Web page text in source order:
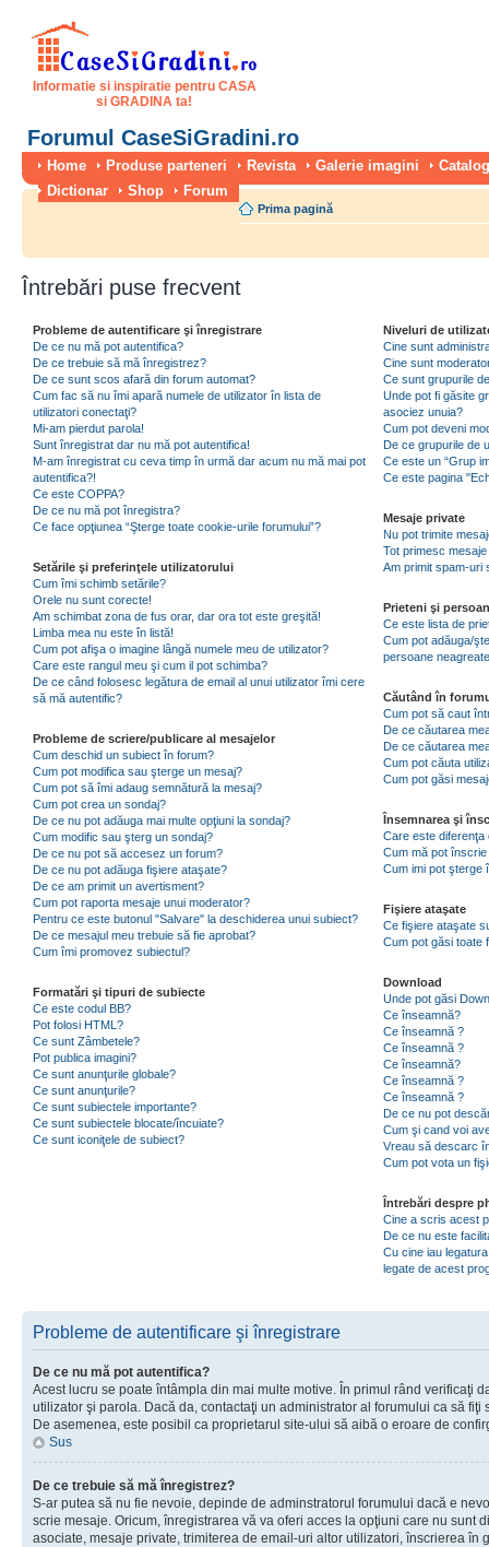
Informatie si inspiratie pentru CASA
si GRADINA ta!
Forumul CaseSiGradini.ro
Home Produse parteneri Revista Galerie imagini
Dictionar
Shop Forum
Prima pagină
Întrebări puse frecvent
Probleme de autentificare şi înregistrare
De ce nu mă pot autentifica?
De ce trebuie să mă înregistrez?
De ce sunt scos afară din forum automat?
Cum fac să nu îmi apară numele de utilizator în lista de
utilizatori conectaţi?
Mi-am pierdut parola!
Sunt înregistrat dar nu mă pot autentifica!
M-am înregistrat cu ceva timp în urmă dar acum nu mă mai pot
autentifica?!
Ce este COPPA?
De ce nu mă pot înregistra?
Ce face opţiunea “Şterge toate cookie-urile forumului”?
Setările şi preferinţele utilizatorului
Cum îmi schimb setările?
Orele nu sunt corecte!
Am schimbat zona de fus orar, dar ora tot este greşită!
Limba mea nu este în listă!
Cum pot afişa o imagine lângă numele meu de utilizator?
Care este rangul meu şi cum il pot schimba?
De ce când folosesc legătura de email al unui utilizator îmi cere
să mă autentific?
Probleme de scriere/publicare al mesajelor
Cum deschid un subiect în forum?
Cum pot modifica sau şterge un mesaj?
Cum pot să îmi adaug semnătură la mesaj?
Cum pot crea un sondaj?
De ce nu pot adăuga mai multe opţiuni la sondaj?
Cum modific sau şterg un sondaj?
De ce nu pot să accesez un forum?
De ce nu pot adăuga fişiere ataşate?
De ce am primit un avertisment?
Cum pot raporta mesaje unui moderator?
Pentru ce este butonul "Salvare" la deschiderea unui subiect?
De ce mesajul meu trebuie să fie aprobat?
Cum îmi promovez subiectul?
Formatări şi tipuri de subiecte
Ce este codul BB?
Pot folosi HTML?
Ce sunt Zâmbetele?
Pot publica imagini?
Ce sunt anunţurile globale?
Ce sunt anunţurile?
Ce sunt subiectele importante?
Ce sunt subiectele blocate/încuiate?
Ce sunt iconiţele de subiect?
Niveluri de
Cine sunt
Cine sunt
Ce sunt grupurile
Unde pot fi găsite
asociez unuia?
Cum pot deveni
De ce grupurile de
Ce este un “Grup
Ce este pagina
Mesaje private
Nu pot trimite
Tot primesc
Am primit spam-uri
Prieteni şi
Ce este lista de
Cum pot adăuga/
persoane
Căutând în
Cum pot să caut
De ce căutarea
De ce căutarea
Cum pot căuta
Cum pot găsi
Însemnarea şi
Care este
Cum mă pot
Cum imi pot şterge
Fişiere ataşate
Ce fişiere ataşate
Cum pot găsi toate
Download
Unde pot găsi
Ce înseamnă?
Ce înseamnă ?
Ce înseamnă ?
Ce înseamnă?
Ce înseamnă ?
Ce înseamnă ?
De ce nu pot
Cum şi cand voi
Vreau să descarc
Cum pot vota un
Întrebări despre
Cine a scris acest
De ce nu este
Cu cine iau
legate de acest
Probleme de autentificare şi înregistrare
De ce nu mă pot autentifica?
Acest lucru se poate întâmpla din mai multe motive. În primul rând verificaţi
utilizator şi parola. Dacă da, contactaţi un administrator al forumului ca să fiţi
De asemenea, este posibil ca proprietarul site-ului să aibă o eroare de
Sus
De ce trebuie să mă înregistrez?
S-ar putea să nu fie nevoie, depinde de adminstratorul forumului dacă e
scrie mesaje. Oricum, înregistrarea vă va oferi acces la opţiuni care nu sunt
asociate, mesaje private, trimiterea de email-uri altor utilizatori, înscrierea în